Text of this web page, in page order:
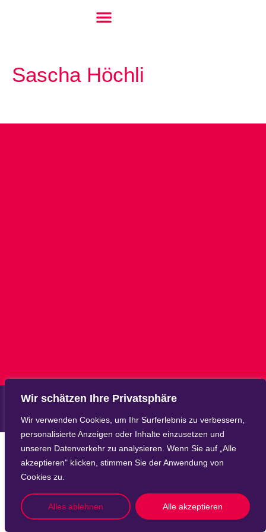
Wir schätzen Ihre Privatsphäre
Wir verwenden Cookies, um Ihr Surferlebnis zu verbessern,
personalisierte Anzeigen oder Inhalte einzusetzen und
unseren Datenverkehr zu analysieren. Wenn Sie auf „Alle
akzeptieren" klicken, stimmen Sie der Anwendung von
Cookies zu.
Alles ablehnen Alle akzeptieren
Sascha Höchli